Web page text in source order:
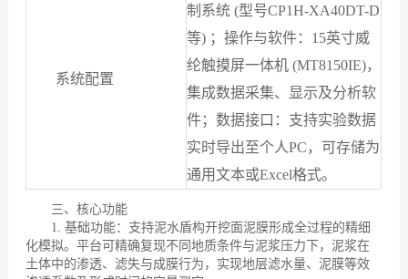
系统配置
制系统 (型号CP1H-XA40DT-D
等) ；操作与软件：15英寸威
纶触摸屏一体机 (MT8150IE)，
集成数据采集、显示及分析软
件；数据接口：支持实验数据
实时导出至个人PC，可存储为
通用文本或Excel格式。
三、核心功能
1. 基础功能：支持泥水盾构开挖面泥膜形成全过程的精细
化模拟。平台可精确复现不同地质条件与泥浆压力下，泥浆在
土体中的渗透、滤失与成膜行为，实现地层滤水量、泥膜等效